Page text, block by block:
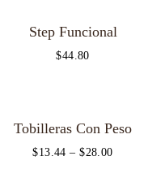
Step Funcional
$44.80
Tobilleras Con Peso
$13.44 –$28.00